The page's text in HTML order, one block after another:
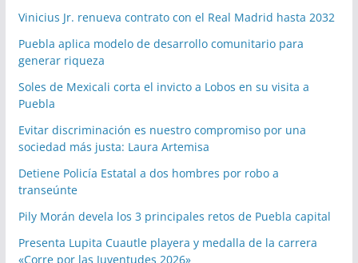
Vinicius Jr. renueva contrato con el Real Madrid hasta 2032
Puebla aplica modelo de desarrollo comunitario para
generar riqueza
Soles de Mexicali corta el invicto a Lobos en su visita a
Puebla
Evitar discriminación es nuestro compromiso por una
sociedad más justa: Laura Artemisa
Detiene Policía Estatal a dos hombres por robo a
transeúnte
Pily Morán devela los 3 principales retos de Puebla capital
Presenta Lupita Cuautle playera y medalla de la carrera
«Corre por las Juventudes 2026»